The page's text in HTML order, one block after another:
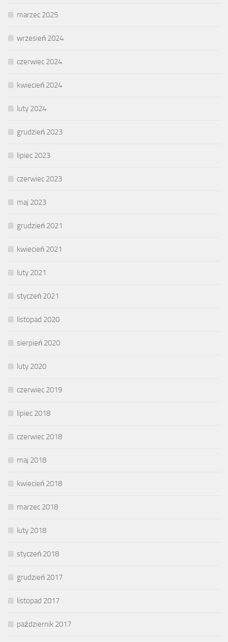
marzec 2025
wrzesień 2024
czerwiec 2024
kwiecień 2024
luty 2024
grudzień 2023
lipiec 2023
czerwiec 2023
maj 2023
grudzień 2021
kwiecień 2021
luty 2021
styczeń 2021
listopad 2020
sierpień 2020
luty 2020
czerwiec 2019
lipiec 2018
czerwiec 2018
maj 2018
kwiecień 2018
marzec 2018
luty 2018
styczeń 2018
grudzień 2017
listopad 2017
październik 2017